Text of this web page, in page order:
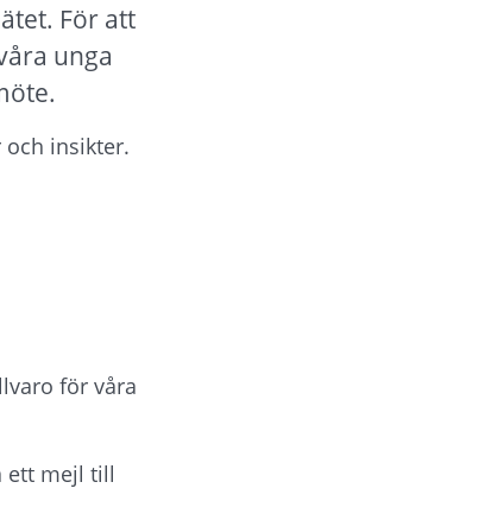
För att
unga
insikter.
för våra